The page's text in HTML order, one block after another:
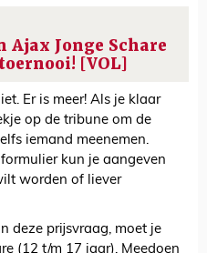
Ajax Jonge Schare
[VOL]
Er is meer! Als je klaar
op de tribune om de
iemand meenemen.
kun je aangeven
worden of liever
deze prijsvraag, moet je
(12 t/m 17 jaar). Meedoen